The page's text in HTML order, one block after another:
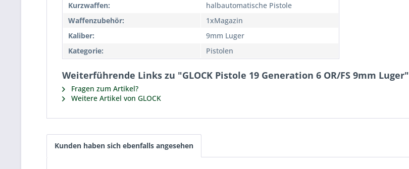
Kurzwaffen:
halbautomatische Pistole
Waffenzubehör:
1xMagazin
Kaliber:
9mm Luger
Kategorie:
Pistolen
Weiterführende Links zu "GLOCK Pistole 19 Generation 6 OR/FS 9mm Luger"
Fragen zum Artikel?
Weitere Artikel von GLOCK
Kunden haben sich ebenfalls angesehen